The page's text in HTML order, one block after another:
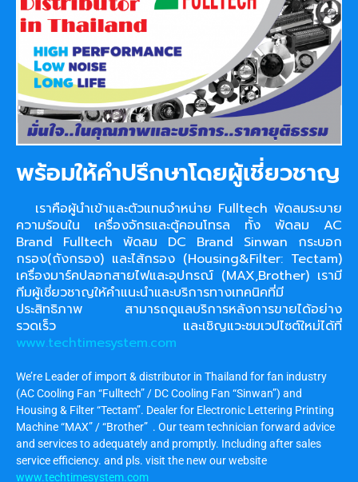
พร้อมให้คำปรึกษาโดยผู้เชี่ยวชาญ
เราคือผู้นำเข้าและตัวแทนจำหน่าย Fulltech พัดลมระบาย
ความร้อนใน เครื่องจักรและตู้คอนโทรล ทั้ง พัดลม AC
Brand Fulltech พัดลม DC Brand Sinwan กระบอก
กรอง(ถังกรอง) และไส้กรอง (Housing&Filter: Tectam)
เครื่องมาร์คปลอกสายไฟและอุปกรณ์ (MAX,Brother) เรามี
ทีมผู้เชี่ยวชาญให้คำแนะนำและบริการทางเทคนิคที่มี
ประสิทธิภาพ สามารถดูแลบริการหลังการขายได้อย่าง
รวดเร็ว และเชิญแวะชมเวปไซต์ใหม่ได้ที่
www.techtimesystem.com
We’re Leader of import & distributor in Thailand for fan industry
(AC Cooling Fan “Fulltech” / DC Cooling Fan “Sinwan”) and
Housing & Filter “Tectam”. Dealer for Electronic Lettering Printing
Machine “MAX” / “Brother” . Our team technician forward advice
and services to adequately and promptly. Including after sales
service efficiency. and pls. visit the new our website
www.techtimesystem.com